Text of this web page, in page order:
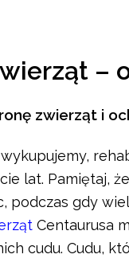
–
zwierząt i
lat. Pamiętaj,
gdy
Centaurusa
cudu. Cudu,